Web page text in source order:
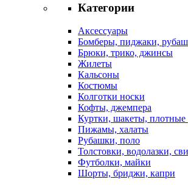
Категории
Аксессуары
Бомберы, пиджаки,
Брюки, трико, джинсы
Жилеты
Кальсоны
Костюмы
Колготки носки
Кофты, джемпера
Куртки, шакеты, плотные
Пижамы, халаты
Рубашки, поло
Толстовки, водолазки,
Футболки, майки
Шорты, бриджи, капри